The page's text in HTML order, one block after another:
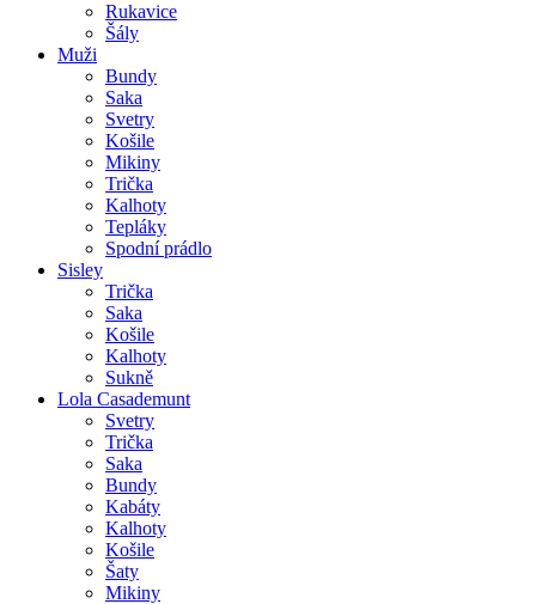
Rukavice
Šály
Muži
Bundy
Saka
Svetry
Košile
Mikiny
Trička
Kalhoty
Tepláky
Spodní prádlo
Sisley
Trička
Saka
Košile
Kalhoty
Sukně
Lola Casademunt
Svetry
Trička
Saka
Bundy
Kabáty
Kalhoty
Košile
Šaty
Mikiny